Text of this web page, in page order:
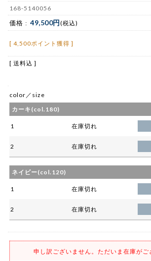
168-5140056
価格 : 49,500円(税込)
[ 4,500ポイント獲得 ]
[ 送料込 ]
color／size
カーキ(col.180)
1 在庫切れ
2 在庫切れ
ネイビー(col.120)
1 在庫切れ
2 在庫切れ
申し訳ございません。ただいま在庫がご